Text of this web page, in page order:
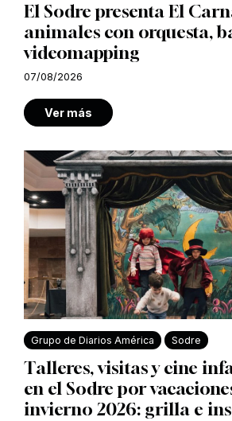
El Sodre presenta El
animales con orquesta,
videomapping
07/08/2026
Ver más
Grupo de Diarios América Sodre
Talleres, visitas y cine
en el Sodre por
invierno 2026: grilla e